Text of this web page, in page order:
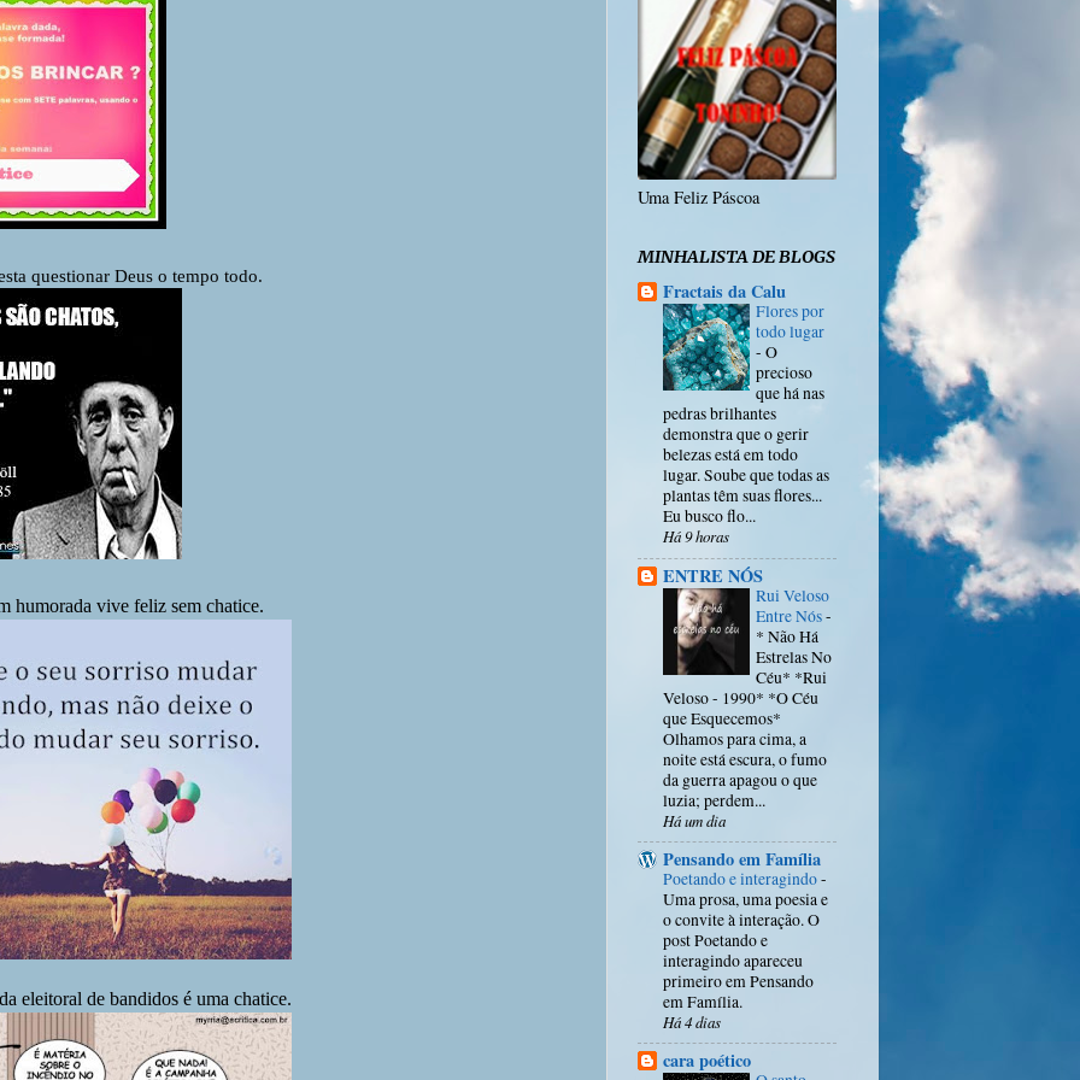
questionar Deus o tempo todo.
humorada vive feliz sem chatice.
eleitoral de bandidos é uma chatice.
Uma Feliz Páscoa
MINHALISTA DE BLOGS
Fractais da Calu
Flores por
todo lugar
- O
precioso
que há nas
pedras brilhantes
demonstra que o gerir
belezas está em todo
lugar. Soube que todas as
plantas têm suas flores...
Eu busco flo...
Há 9 horas
ENTRE NÓS
Rui Veloso
Entre Nós-
* Não Há
Estrelas No
Céu* *Rui
Veloso - 1990* *O Céu
que Esquecemos*
Olhamos para cima, a
noite está escura, o fumo
da guerra apagou o que
luzia; perdem...
Há um dia
Pensando em Família
Poetando e interagindo-
Uma prosa, uma poesia e
o convite à interação. O
post Poetando e
interagindo apareceu
primeiro em Pensando
em Família.
Há 4 dias
cara poético